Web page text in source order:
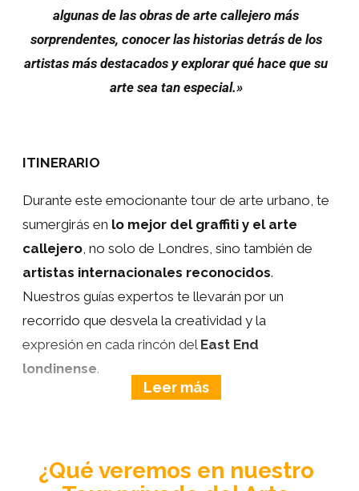
algunas de las obras de arte callejero más
sorprendentes, conocer las historias detrás de los
artistas más destacados y explorar qué hace que su
arte sea tan especial.»
ITINERARIO
Durante este emocionante tour de arte urbano, te
sumergirás en lo mejor del graffiti y el arte
callejero, no solo de Londres, sino también de
artistas internacionales reconocidos.
Nuestros guías expertos te llevarán por un
recorrido que desvela la creatividad y la
expresión en cada rincón del East End
londinense.
misma. Desde las formas intrincadas de los
¿Qué veremos en nuestro